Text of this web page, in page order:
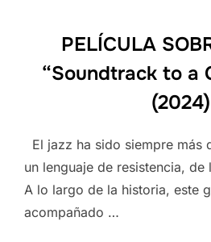
PELÍCULA
“Soundtrack to a
(2024)
El jazz ha sido siempre más
un lenguaje de resistencia,
A lo largo de la historia, este
acompañado …